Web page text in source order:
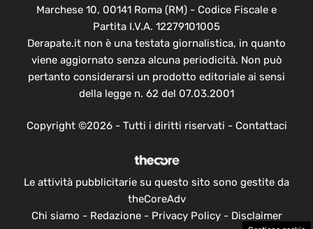
Marchese 10, 00141 Roma (RM) - Codice Fiscale e
Partita I.V.A. 12279101005
Derapate.it non è una testata giornalistica, in quanto
viene aggiornato senza alcuna periodicità. Non può
pertanto considerarsi un prodotto editoriale ai sensi
della legge n. 62 del 07.03.2001
Copyright ©2026 - Tutti i diritti riservati - Contattaci
Le attività pubblicitarie su questo sito sono gestite da
theCoreAdv
Chi siamo - Redazione- Privacy Policy- Disclaimer